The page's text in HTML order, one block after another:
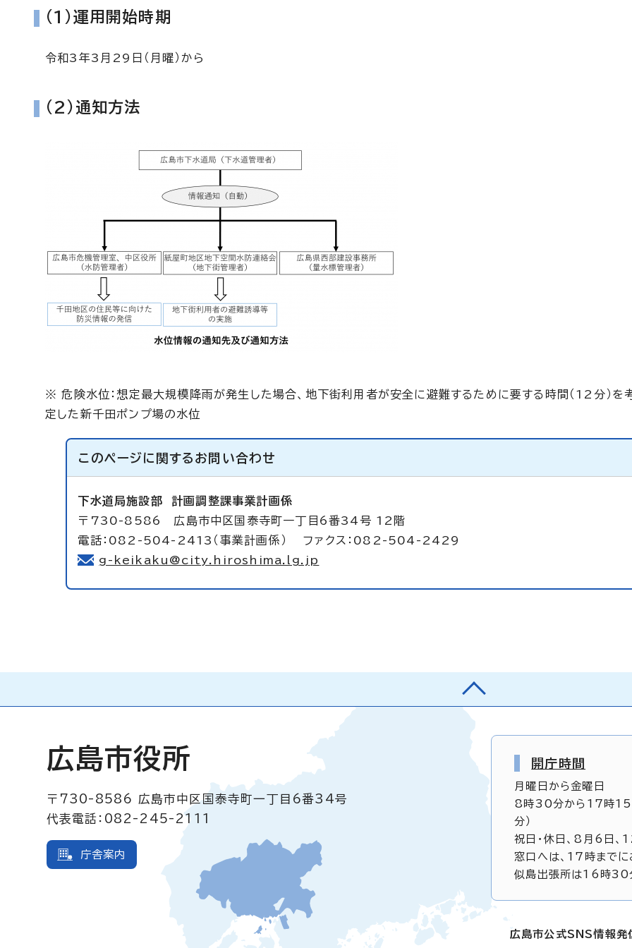
(1)運用開始時期
令和3年3月29日（月曜）から
(2)通知方法
※ 危険水位：想定最大規模降雨が発生した場合、地下街利用者が安全に避難するために要する時間（12分）を
定した新千田ポンプ場の水位
このページに関する お問い合わせ
下水道局施設部計画調整課事業計画係
〒730-8586 広島市中区国泰寺町一丁目6番34号 12階
電話：082-504-2413（事業計画係） ファクス：082-504-2429
g-keikaku@city.hiroshima.lg.jp
広島市役所
〒730-8586
広島市中区国泰寺町一丁目6番34号
代表電話：082-245-2111
庁舎案内
開庁時間
月曜日から金曜日
8時30分から17時15
分）
祝日・休日、8月6日
窓口へは、17時までに
似島出張所は16時30
広島市公式SNS情報発